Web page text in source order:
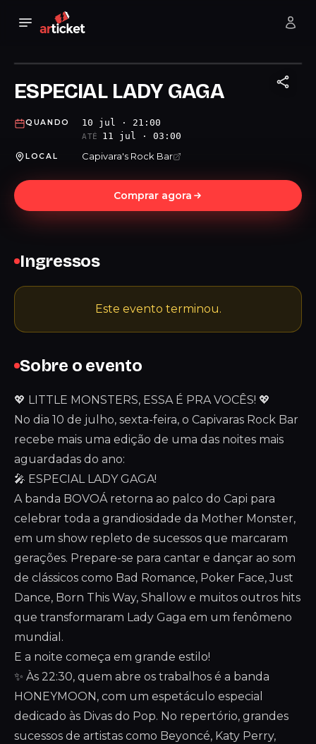
ESPECIAL LADY GAGA
QUANDO 10 jul · 21:00
ATÉ 11 jul · 03:00
LOCAL Capivara's Rock Bar
Comprar agora
Sobre o evento
💖 LITTLE MONSTERS, ESSA É PRA VOCÊS! 💖
No dia 10 de julho, sexta-feira, o Capivaras Rock Bar
recebe mais uma edição de uma das noites mais
aguardadas do ano:
🎤 ESPECIAL LADY GAGA!
A banda BOVOÁ retorna ao palco do Capi para
celebrar toda a grandiosidade da Mother Monster,
em um show repleto de sucessos que marcaram
gerações. Prepare-se para cantar e dançar ao som
de clássicos como Bad Romance, Poker Face, Just
Dance, Born This Way, Shallow e muitos outros hits
que transformaram Lady Gaga em um fenômeno
mundial.
E a noite começa em grande estilo!
✨ Às 22:30, quem abre os trabalhos é a banda
HONEYMOON, com um espetáculo especial
dedicado às Divas do Pop. No repertório, grandes
sucessos de artistas como Beyoncé, Katy Perry,
Ingressos
Este evento terminou.